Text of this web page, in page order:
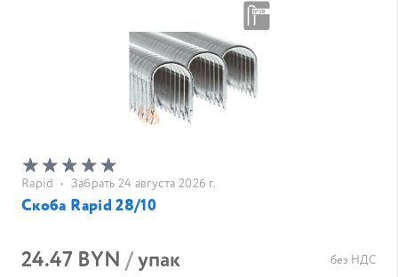
Rapid • Забрать 24 августа 2026 г.
Скоба Rapid 28/10
24.47 BYN/упак без НДС